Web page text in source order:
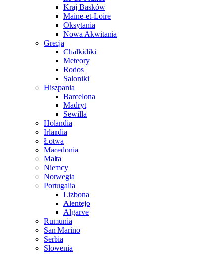
Kraj Basków
Maine-et-Loire
Oksytania
Nowa Akwitania
Grecja
Chalkidiki
Meteory
Rodos
Saloniki
Hiszpania
Barcelona
Madryt
Sewilla
Holandia
Irlandia
Łotwa
Macedonia
Malta
Niemcy
Norwegia
Portugalia
Lizbona
Alentejo
Algarve
Rumunia
San Marino
Serbia
Słowenia